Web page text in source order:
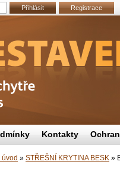
Přihlásit Registrace
úvod » STŘEŠNÍ KRYTINA BESK »
Kontakty